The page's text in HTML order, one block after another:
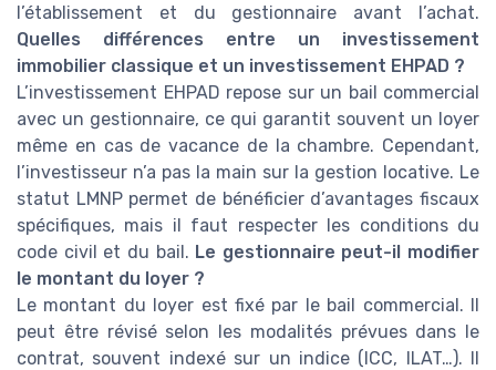
l’établissement et du gestionnaire avant l’achat.
Quelles différences entre un investissement
immobilier classique et un investissement EHPAD ?
L’investissement EHPAD repose sur un bail commercial
avec un gestionnaire, ce qui garantit souvent un loyer
même en cas de vacance de la chambre. Cependant,
l’investisseur n’a pas la main sur la gestion locative. Le
statut LMNP permet de bénéficier d’avantages fiscaux
spécifiques, mais il faut respecter les conditions du
code civil et du bail. Le gestionnaire peut-il modifier
le montant du loyer ?
Le montant du loyer est fixé par le bail commercial. Il
peut être révisé selon les modalités prévues dans le
contrat, souvent indexé sur un indice (ICC, ILAT…). Il